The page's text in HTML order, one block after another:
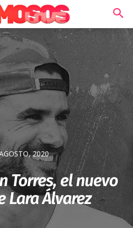
2020
Torres, el nuevo
Lara Álvarez